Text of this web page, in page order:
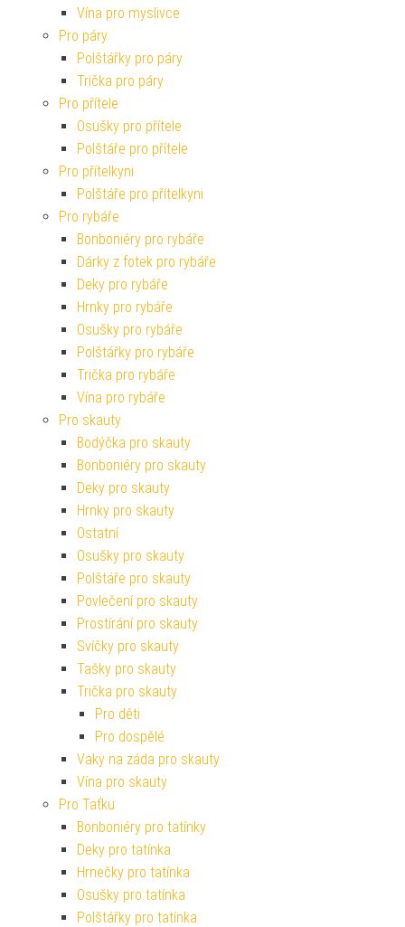
Vína pro myslivce
Pro páry
Polštářky pro páry
Trička pro páry
Pro přítele
Osušky pro přítele
Polštáře pro přítele
Pro přítelkyni
Polštáře pro přítelkyni
Pro rybáře
Bonboniéry pro rybáře
Dárky z fotek pro rybáře
Deky pro rybáře
Hrnky pro rybáře
Osušky pro rybáře
Polštářky pro rybáře
Trička pro rybáře
Vína pro rybáře
Pro skauty
Bodýčka pro skauty
Bonboniéry pro skauty
Deky pro skauty
Hrnky pro skauty
Ostatní
Osušky pro skauty
Polštáře pro skauty
Povlečení pro skauty
Prostírání pro skauty
Svíčky pro skauty
Tašky pro skauty
Trička pro skauty
Pro děti
Pro dospělé
Vaky na záda pro skauty
Vína pro skauty
Pro Taťku
Bonboniéry pro tatínky
Deky pro tatínka
Hrnečky pro tatínka
Osušky pro tatínka
Polštářky pro tatínka